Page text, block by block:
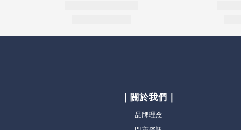
｜關於我們｜
品牌理念